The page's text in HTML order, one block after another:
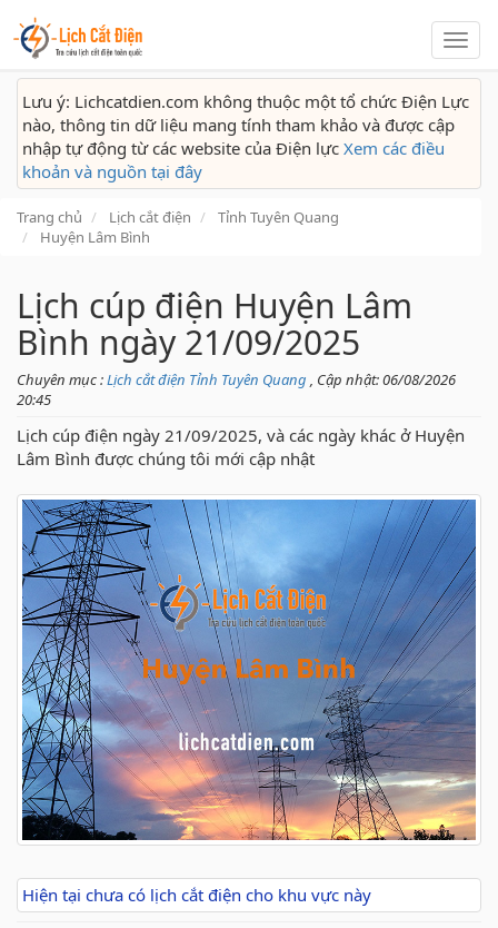
Lịch
cắt
Lưu ý: Lichcatdien.com không thuộc một tổ chức Điện Lực
nào, thông tin dữ liệu mang tính tham khảo và được cập
nhập tự động từ các website của Điện lực Xem các điều
khoản và nguồn tại đây
Trang chủ Lịch cắt điện
Tỉnh Tuyên Quang
Huyện Lâm Bình
Lịch cúp điện Huyện Lâm
Bình ngày 21/09/2025
Chuyên mục :Lịch cắt điện Tỉnh Tuyên Quang , Cập nhật: 06/08/2026
20:45
Lịch cúp điện ngày 21/09/2025, và các ngày khác ở Huyện
Lâm Bình được chúng tôi mới cập nhật
Hiện tại chưa có lịch cắt điện cho khu vực này